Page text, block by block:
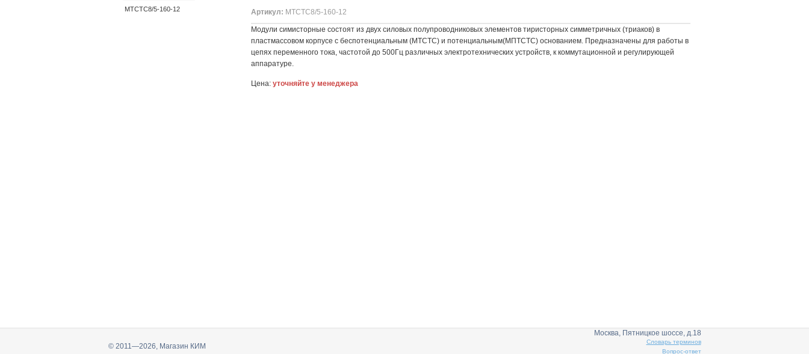
МТСТС8/5-160-12 Артикул: МТСТС8/5-160-12
Модули симисторные состоят из двух силовых полупроводниковых элементов тиристорных симметричных (триаков) в
пластмассовом корпусе с беспотенциальным (МТСТС) и потенциальным(МПТСТС) основанием. Предназначены для работы в
цепях переменного тока, частотой до 500Гц различных электротехнических устройств, к коммутационной и регулирующей
аппаратуре.
Цена: уточняйте у менеджера
© 2011—2026, Магазин КИМ
Москва, Пятницкое шоссе, д.18
Словарь терминов
Вопрос-ответ